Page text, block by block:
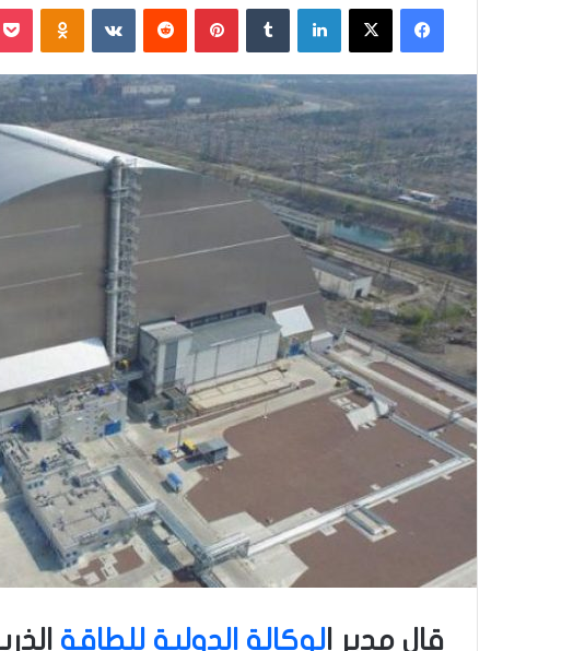
فيسبوك ‫X لينكدإن بينتيريست ‏VKontakte
قال مدير الوكالة الدولية للطاقة